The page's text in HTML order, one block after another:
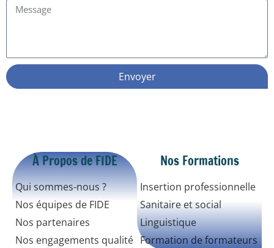
Envoyer
À Propos de FIDE
Qui sommes-nous ?
Nos équipes de FIDE
Nos partenaires
Nos engagements qualité
Nos Formations
Insertion professionnelle
Sanitaire et social
Linguistique
Formation de formateurs